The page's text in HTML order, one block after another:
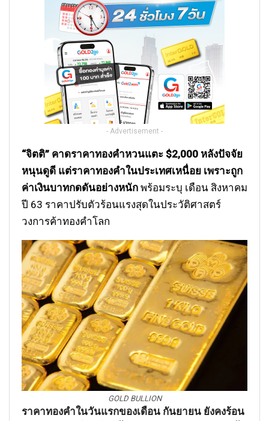
- Advertisement -
“จิตติ” คาดราคาทองคำหวนแตะ $2,000 หลังปัจจัย
หนุนดูดี แต่ราคาทองคำในประเทศเหนื่อย เพราะถูก
ค่าเงินบาทกดดันอย่างหนัก พร้อมระบุ เดือน สิงหาคม
ปี 63 ราคาปรับตัวร้อนแรงสุดในประวัติศาสตร์
วงการค้าทองคำโลก
GOLD BULLION
ราคาทองคำในวันแรกของเดือน กันยายน ยังคงร้อน